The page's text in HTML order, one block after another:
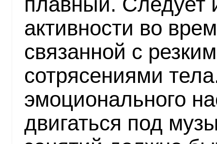
активности во
связанной с
сотрясениями
эмоционального
двигаться под